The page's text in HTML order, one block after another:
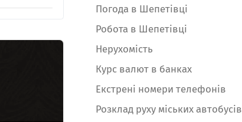
Погода в Шепетівці
Робота в Шепетівці
Нерухомість
Курс валют в банках
Екстрені номери телефонів
Розклад руху міських автобусів